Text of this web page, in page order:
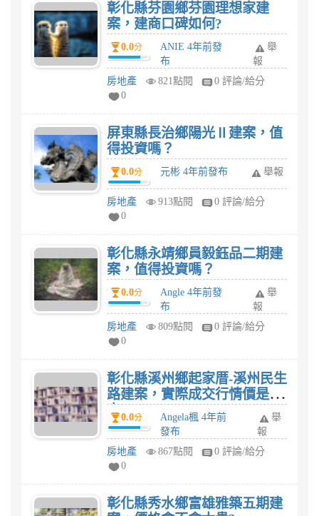
彰化縣芬園鄉芬園理想家建
案，建商口碑如何?
0.0分
ANIE 4年前發
布
舉
報
房地產
821點閱
0 評論/給分
0
屏東縣長治鄉陽光Ⅱ建案，值
得投資嗎？
0.0分 元彬 4年前發布 舉報
房地產 913點閱
0 評論/給分
0
彰化縣永靖鄉員毅鈺品二期建
案，值得投資嗎？
0.0分
Angle 4年前發
布
舉
報
房地產
809點閱
0 評論/給分
0
彰化縣溪州鄉起家厝-溪州民生
路建案，實際成交行情價是多
少?0.0分
Angela楓 4年前
發布
舉
報
房地產
867點閱
0 評論/給分
0
彰化縣秀水鄉富雄雅築五期建